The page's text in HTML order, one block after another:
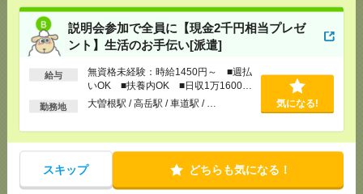
説明会参加で全員に【現金2千円相当プレゼ
ント】生活のお手伝い[派遣]
給与
無資格未経験：時給1450円～ ■週払
いOK ■扶養内OK ■日収1万1600円
以上
勤務地 大曽根駅 / 高岳駅 / 車道駅 / … 気になる!
スキップ どちらも気になる！
OK ■扶養内OK ■日収1万1600円以上
[交通費]
交通費全額支給
[勤務地] 名古屋大学駅/千種駅/ 東山公園(愛知県)駅
説明会参加で全員に【現金2千円相当プレゼント】生
無資格未経験：時給1450円～ ■週払い
OK ■扶養内OK ■日収1万1600円以上